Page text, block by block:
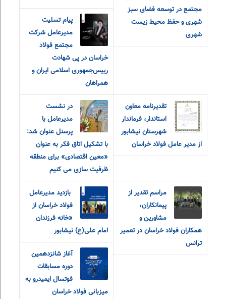
مجتمع در توسعه فضای سبز
شهری و حفظ محیط زیست
شهری
پیام تسلیت
مدیرعامل شرکت
مجتمع فولاد
خراسان در پی شهادت
رییس‌جمهوری اسلامی ایران و
همراهان
تقدیرنامه معاون
استاندار، فرماندار
شهرستان نیشابور
از مدیر عامل فولاد خراسان
در نشست
مدیرعامل با
پرسنل عنوان شد:
با تشکیل اتاق فکر به عنوان
«معین اقتصادی» برای منطقه
ظرفیت سازی می کنیم
مراسم تقدیر از
پیمانکاران،
مشاورین و
همکاران فولاد خراسان در تعمیر
ترانس
‎ بازدید مدیرعامل
فولاد خراسان از
«خانه فرزندان
امام‌ علی(ع) نیشابور
آغاز شانزدهمین
دوره مسابقات
فوتسال ایمیدرو به
میزبانی فولاد خراسان